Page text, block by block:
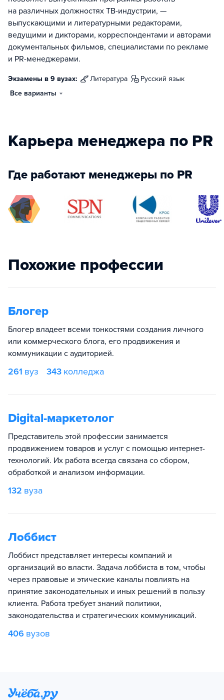
на различных должностях ТВ-индустрии, —
выпускающими и литературными редакторами,
ведущими и дикторами, корреспондентами и авторами
документальных фильмов, специалистами по рекламе
и PR-менеджерами.
Экзамены в 9 вузах: литература
русский язык
Все варианты
Карьера менеджера по PR
Где работают менеджеры по PR
Похожие профессии
Блогер
Блогер владеет всеми тонкостями создания личного
или коммерческого блога, его продвижения и
коммуникации с аудиторией.
261 вуз 343 колледжа
Digital-маркетолог
Представитель этой профессии занимается
продвижением товаров и услуг с помощью интернет-
технологий. Их работа всегда связана со сбором,
обработкой и анализом информации.
132 вуза
Лоббист
Лоббист представляет интересы компаний и
организаций во власти. Задача лоббиста в том, чтобы
через правовые и этические каналы повлиять на
принятие законодательных и иных решений в пользу
клиента. Работа требует знаний политики,
законодательства и стратегических коммуникаций.
406 вузов